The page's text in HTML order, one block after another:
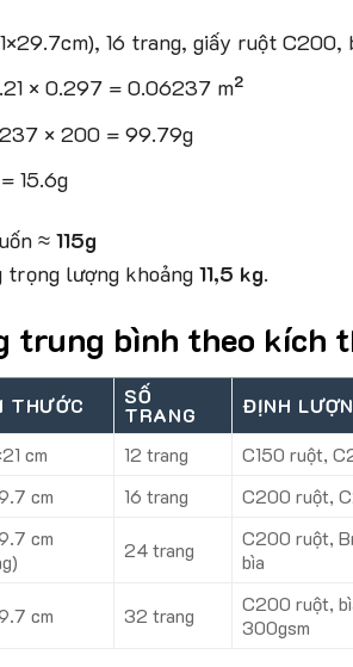
16 trang, giấy ruột C200,
× 0.297 = 0.06237 m²
× 200 = 99.79g
15.6g
≈ 115g
trọng lượng khoảng 11,5 kg.
trung bình theo kích
THƯỚC SỐ
TRANG ĐỊNH
cm 12 trang C150 ruột,
cm 16 trang C200 ruột,
cm
24 trang
C200 ruột,
bìa
cm 32 trang
C200 ruột,
300gsm